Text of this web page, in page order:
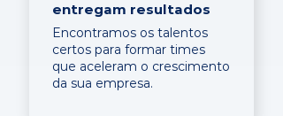
entregam resultados
Encontramos os talentos
certos para formar times
que aceleram o crescimento
da sua empresa.